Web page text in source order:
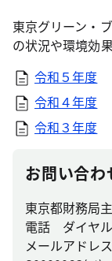
東京グリーン・
の状況や環境効
令和５年度
令和４年度
令和３年度
お問い合わ
東京都財務局
電話 ダイヤ
メールアドレ